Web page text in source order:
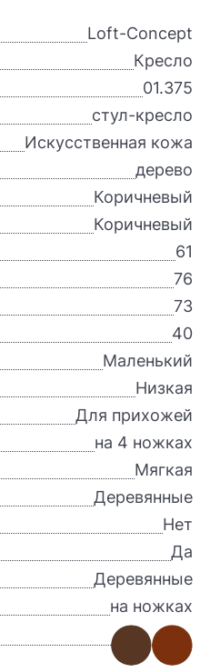
Loft-Concept
Кресло
01.375
стул-кресло
Искусственная кожа
дерево
Коричневый
Коричневый
61
76
73
40
Маленький
Низкая
Для прихожей
на 4 ножках
Мягкая
Деревянные
Нет
Да
Деревянные
на ножках